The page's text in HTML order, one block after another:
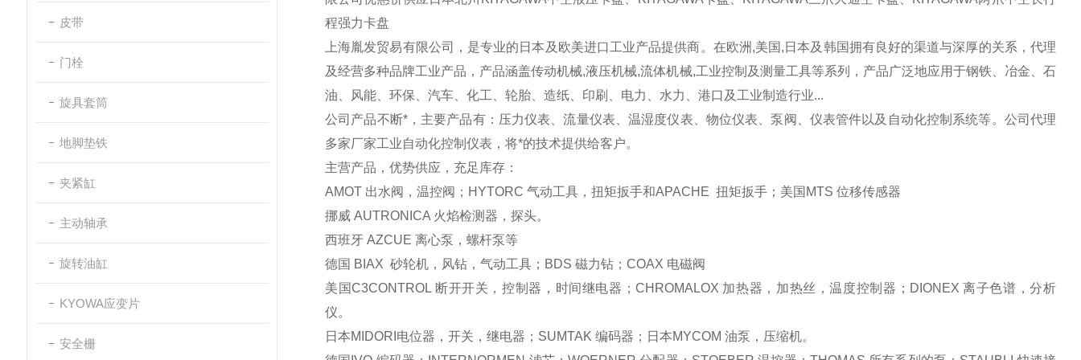
皮带
门栓
旋具套筒
地脚垫铁
夹紧缸
主动轴承
旋转油缸
KYOWA应变片
安全栅
程强力卡盘
上海胤发贸易有限公司，是专业的日本及欧美进口工业产品提供商。在欧洲,美国,日本及韩国拥有良好的渠道与深厚的关系，代理
及经营多种品牌工业产品 ，产品涵盖传动机械,液压机械,流体机械,工业控制及测量工具等系列，产品广泛地应用于钢铁、冶金、石
油、风能、环保、汽车、化工、轮胎、造纸、印刷、电力、水力、港口及工业制造行业...
公司产品不断*，主要产品有：压力仪表、流量仪表、温湿度仪表、物位仪表、泵阀、仪表管件以及自动化控制系统等。公司代理
多家厂家工业自动化控制仪表，将*的技术提供给客户。
主营产品，优势供应，充足库存：
AMOT 出水阀，温控阀；HYTORC 气动工具，扭矩扳手和APACHE 扭矩扳手；美国MTS 位移传感器
挪威 AUTRONICA 火焰检测器，探头。
西班牙 AZCUE 离心泵，螺杆泵等
德国 BIAX 砂轮机，风钻，气动工具；BDS 磁力钻；COAX 电磁阀
美国C3CONTROL 断开开关，控制器，时间继电器；CHROMALOX 加热器，加热丝，温度控制器；DIONEX 离子色谱，分析
仪。
日本MIDORI电位器，开关，继电器；SUMTAK 编码器；日本MYCOM 油泵，压缩机。